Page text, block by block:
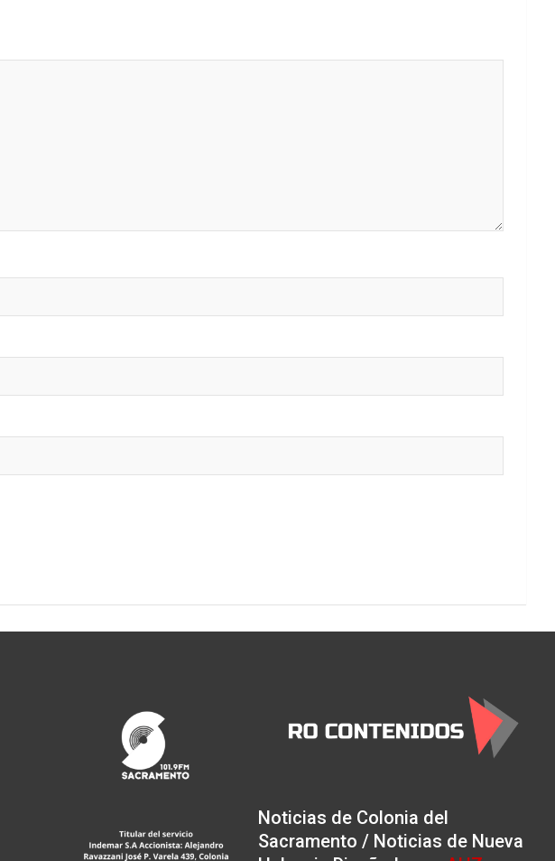
Noticias de Colonia del
Sacramento / Noticias de Nueva